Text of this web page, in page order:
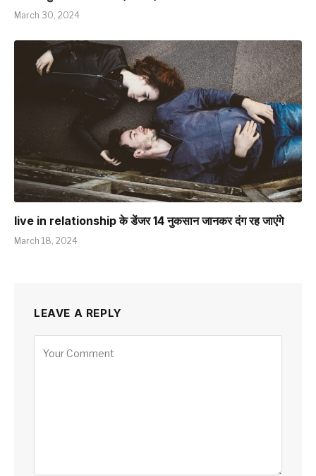
March 30, 2024
live in relationship के डेंजर 14 नुकसान जानकर दंग रह जाएंगे
March 18, 2024
LEAVE A REPLY